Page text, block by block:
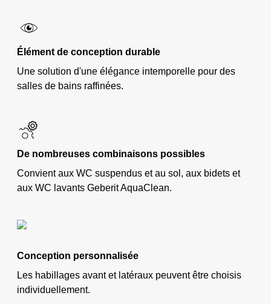
Élément de conception durable
Une solution d'une élégance intemporelle pour des
salles de bains raffinées.
De nombreuses combinaisons possibles
Convient aux WC suspendus et au sol, aux bidets et
aux WC lavants Geberit AquaClean.
Conception personnalisée
Les habillages avant et latéraux peuvent être choisis
individuellement.